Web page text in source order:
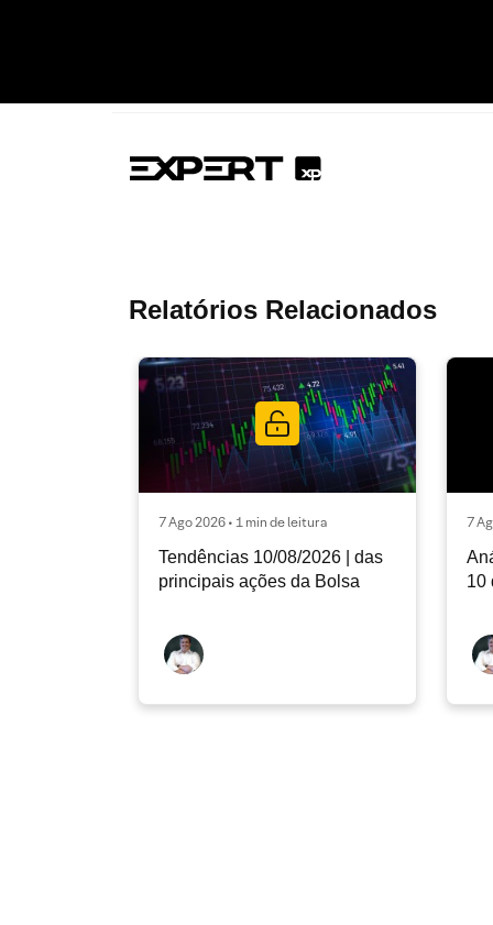
Relatórios Relacionados
7 Ago 2026 • 1 min de leitura
Tendências 10/08/2026 | das
principais ações da Bolsa
7
10